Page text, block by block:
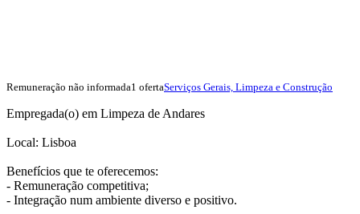
Remuneração não informada1 ofertaServiços Gerais, Limpeza e Construção
Empregada(o) em Limpeza de Andares
Local: Lisboa
Benefícios que te oferecemos:
- Remuneração competitiva;
- Integração num ambiente diverso e positivo.